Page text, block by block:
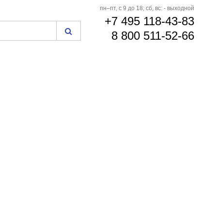
пн–пт, с 9 до 18; сб, вс: - выходной
+7 495 118-43-83
8 800 511-52-66